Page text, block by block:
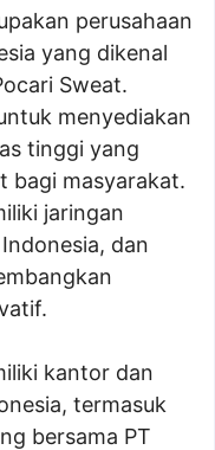
perusahaan
yang dikenal
Sweat.
menyediakan
tinggi yang
bagi masyarakat.
jaringan
dan
kantor dan
termasuk
bersama PT